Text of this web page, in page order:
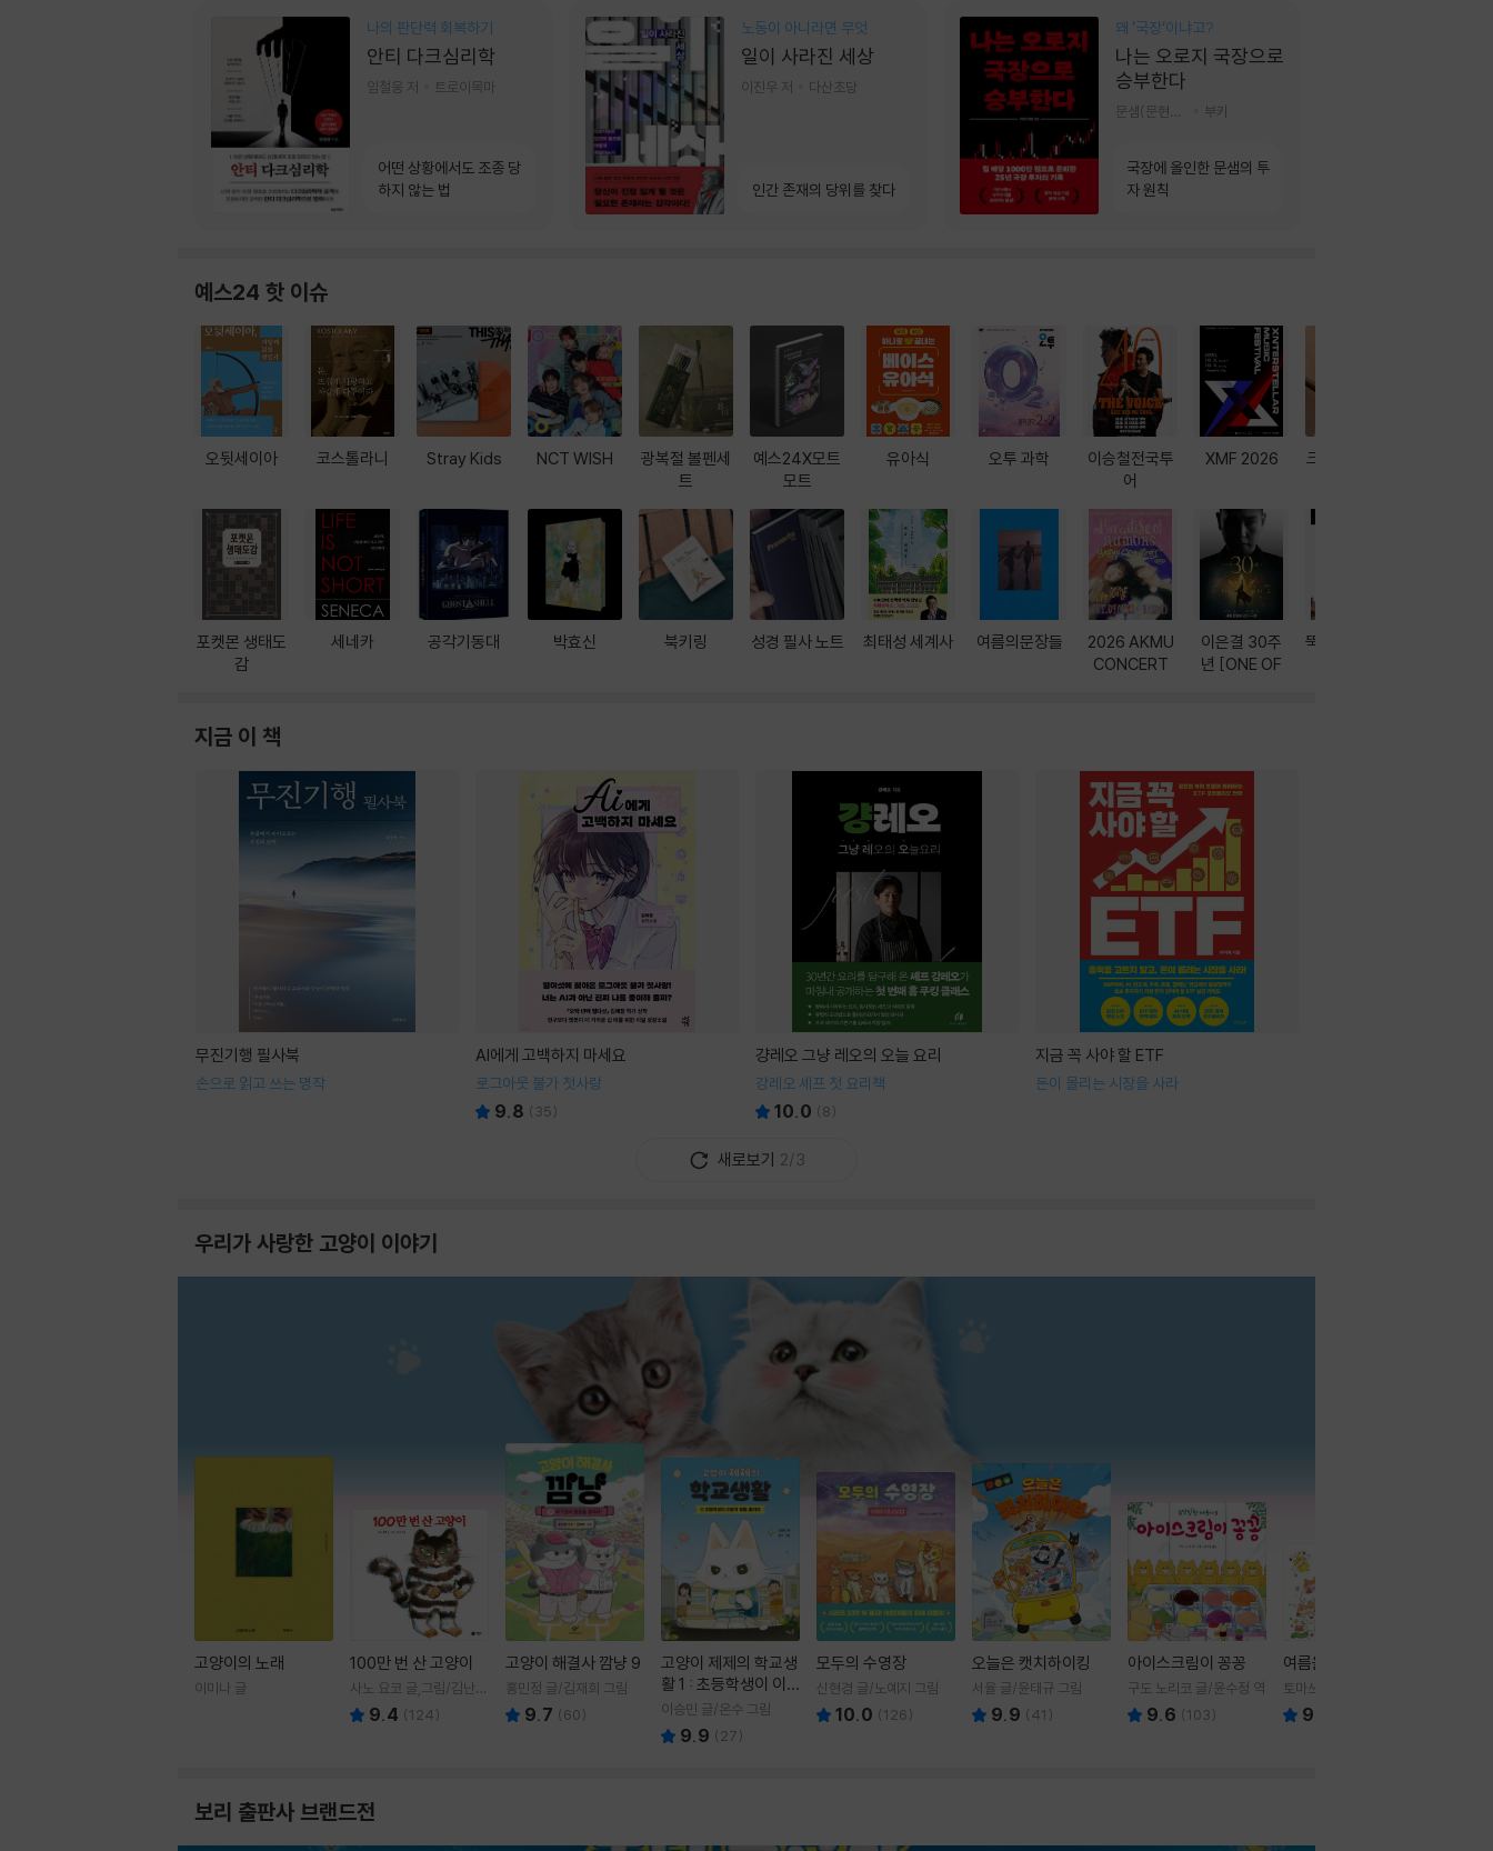
나의 판단력 회복하기
안티 다크심리학
임철웅 저 트로이목마
어떤 상황에서도 조종 당
하지 않는 법
노동이 아니라면 무엇
일이 사라진 세상
이진우 저 다산초당
인간 존재의 당위를 찾다
왜 ‘국장‘이냐고?
나는 오로지 국장으로
승부한다
부키
국장에 올인한 문샘의 투
자 원칙
예스24 핫 이슈
오뒷세이아
포켓몬 생태도
감
코스톨라니
세네카
Stray Kids
공각기동대
NCT WISH
박효신
광복절 볼펜세
트
북키링
예스24X모트
모트
성경 필사 노트
유아식
최태성 세계사
오투 과학
여름의문장들
이승철전국투
어
2026 AKMU
CONCERT
XMF 2026
이은결 30주
년 [ONE OF
크레마 이북 리
뚝딱! AI 3대장
지금 이 책
무진기행 필사북
손으로 읽고 쓰는 명작
AI에게 고백하지 마세요
로그아웃 불가 첫사랑
9.8 ( 35)
걍레오 그냥 레오의 오늘 요리
강레오 셰프 첫 요리책
10.0 (8)
지금 꼭 사야 할 ETF
돈이 몰리는 시장을 사라
새로보기 2/3
우리가 사랑한 고양이 이야기
고양이의 노래
이미나 글
100만 번 산 고양이
사노 요코 글,그림/김난주
역 9.4 (124)
고양이 해결사 깜냥 9
홍민정 글/김재희 그림
9.7 (60)
고양이 제제의 학교생
활 1 : 초등학생이 이
렇게 힘들 줄이야
이승민 글/온수 그림
9.9 ( 27)
모두의 수영장
신현경 글/노예지 그림
10.0 (126)
오늘은 캣치하이킹
서율 글/윤태규 그림
9.9 (41 )
아이스크림이 꽁꽁
구도 노리코 글/윤수정 역
9.6 (103)
여름을 부탁해
토마쓰리 글그림
9.8
보리 출판사 브랜드전